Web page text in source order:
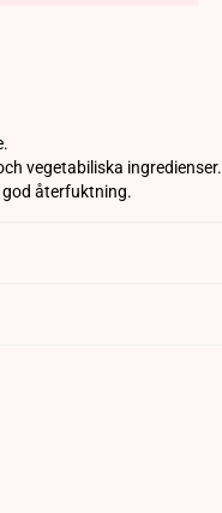
vegetabiliska ingredienser.
återfuktning.